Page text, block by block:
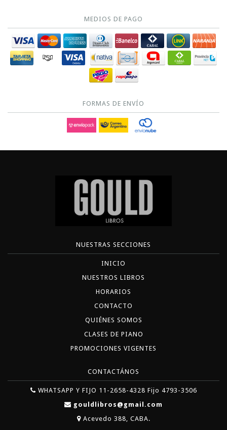
MEDIOS DE PAGO
FORMAS DE ENVÍO
NUESTRAS SECCIONES
INICIO
NUESTROS LIBROS
HORARIOS
CONTACTO
QUIÉNES SOMOS
CLASES DE PIANO
PROMOCIONES VIGENTES
CONTACTÁNOS
WHATSAPP Y FIJO 11-2658-4328 Fijo 4793-3506
gouldlibros@gmail.com
Acevedo 388, CABA.